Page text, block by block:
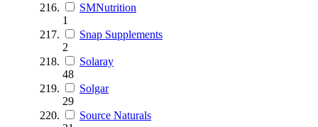
SMNutrition
1
Snap Supplements
2
Solaray
48
Solgar
29
Source Naturals